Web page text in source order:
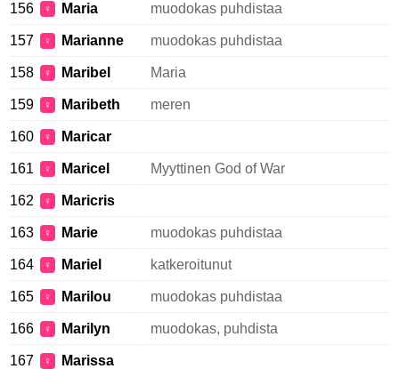
156 ♀ Maria muodokas puhdistaa
157 ♀ Marianne muodokas puhdistaa
158 ♀ Maribel Maria
159 ♀ Maribeth meren
160 ♀ Maricar
161 ♀ Maricel Myyttinen God of War
162 ♀ Maricris
163 ♀ Marie muodokas puhdistaa
164 ♀ Mariel katkeroitunut
165 ♀ Marilou muodokas puhdistaa
166 ♀ Marilyn muodokas, puhdista
167 ♀ Marissa